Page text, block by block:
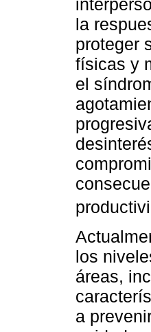
la
proteger
físicas y
el
los
áreas,
a